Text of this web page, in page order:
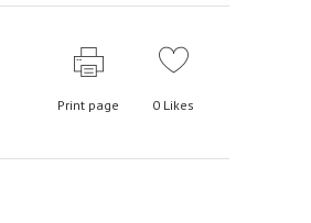
Print page 0 Likes